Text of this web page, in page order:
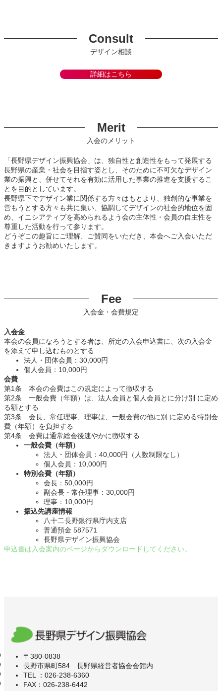
Consult
デザイン相談
詳細はこちら
Merit
入会のメリット
「長野県デザイン振興協会」は、独自性と創造性をもって発展する
長野県の産業・社会を目指す姿とし、そのために不可欠なデザイン
業の振興と、併せてそれを有効に活用した事業の推進を支援するこ
とを目的としています。
長野県下でデザイン業に関係する方々はもとより、独創的な事業を
営もうとする方々も共に集い、協調してデザインの社会的地位を固
め、イニシアティブを高められるよう会の主体性・会員の自主性を
尊重した活動を行って参ります。
どうぞこの趣旨にご理解、ご賛同をいただき、本会へご入会いただ
きますようお勧めいたします。
Fee
入会金・会費規定
入会金
本会の会員になろうとする者は、所定の入会申込書に、次の入会金
を添えて申し込むものとする
法人・団体会員：30,000円
個人会員：10,000円
会費
第1条 本会の会費はこの規定によって徴収する
第2条 一般会費（年額）は、法人会員と個人会員とに分け別 に定め
る額とする
第3条 会長、常任理事、理事は、一般会費の他に別 に定める特別会
費（年額）を負担する
第4条 会費は通常総会後速やかに徴収する
一般会費（年額）
法人・団体会員：40,000円（人数制限なし）
個人会員：10,000円
特別会費（年額）
会長：50,000円
副会長・常任理事：30,000円
理事：10,000円
振込先講座情報
八十二長野銀行県庁内支店
普通預金 587571
長野県デザイン振興協会
申込書は入会案内のページからダウンロードしてください。
〒380-0838
長野市県町584 長野県経営者協会会館内
TEL ：026-238-6360
FAX：026-238-6442